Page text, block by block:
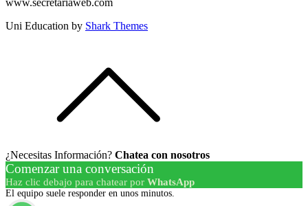
www.secretariaweb.com
Uni Education by Shark Themes
¿Necesitas Información? Chatea con nosotros
Comenzar una conversación
Haz clic debajo para chatear por WhatsApp
El equipo suele responder en unos minutos.